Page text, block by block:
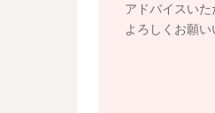
アドバイスいた
よろしくお願い